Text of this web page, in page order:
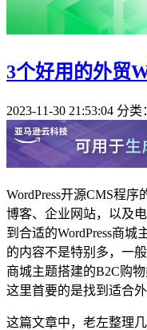
3个好用的外贸
2023-11-30 21:53:04 分类
WordPress开源CMS程
博客、企业网站，以及
到合适的WordPress商
的内容不是特别多，一
商城主题搭建的B2C购
这里首要的是找到适合
这篇文章中，老左整理几